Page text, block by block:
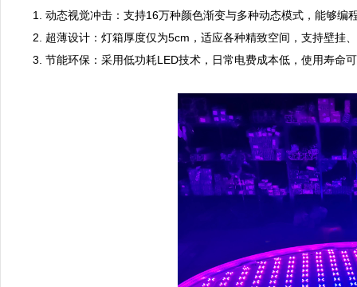
1. 动态视觉冲击：支持16万种颜色渐变与多种动态模式，能够
2. 超薄设计：灯箱厚度仅为5cm，适应各种精致空间，支持壁挂
3. 节能环保：采用低功耗LED技术，日常电费成本低，使用寿命